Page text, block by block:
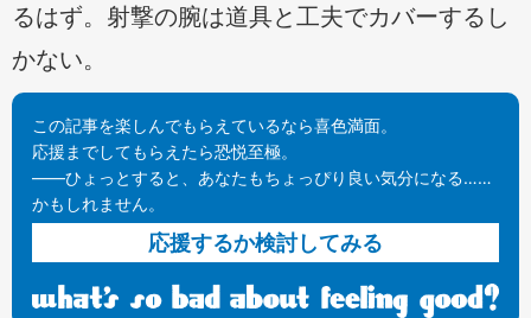
るはず。射撃の腕は道具と工夫でカバーするし
かない。
この記事を楽しんでもらえているなら喜色満面。
応援までしてもらえたら恐悦至極。
——ひょっとすると、あなたもちょっぴり良い気分になる……
かもしれません。
応援するか検討してみる